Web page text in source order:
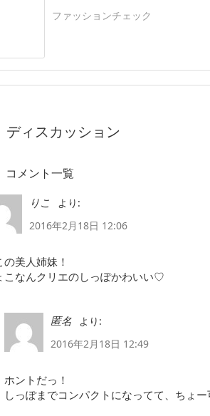
ファッションチェック
ディスカッション
コメント一覧
りこ
より:
2016年2月18日 12:06
の美人姉妹！
こなんクリエのしっぽかわいい♡
匿名
より:
2016年2月18日 12:49
ホントだっ！
しっぽまでコンパクトになってて、ちょ